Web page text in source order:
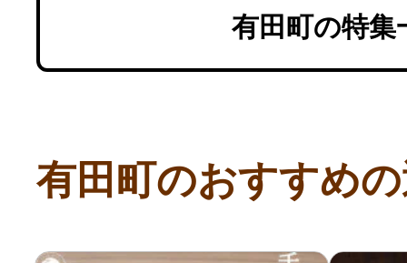
有田町の特集
有田町のおすすめ